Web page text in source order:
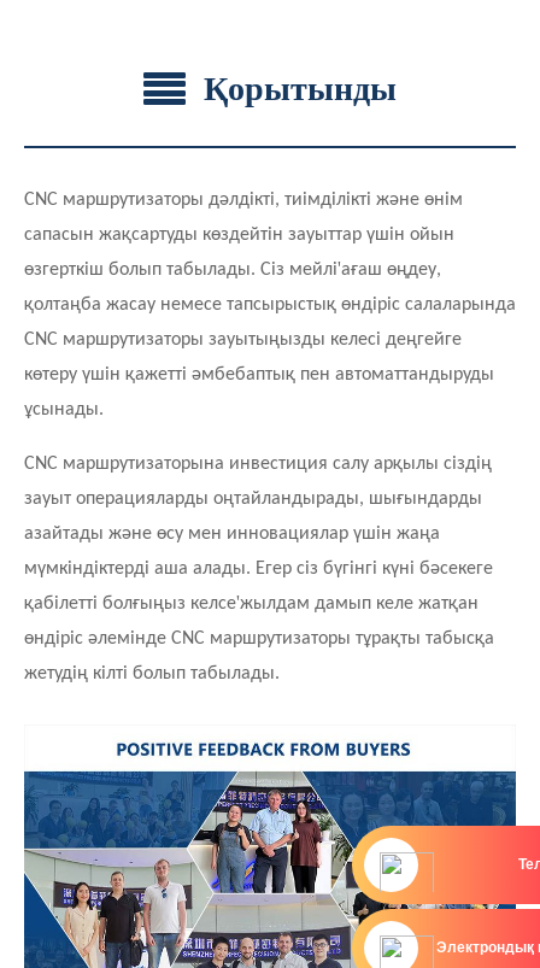
Қорытынды
CNC маршрутизаторы дәлдікті, тиімділікті және өнім
сапасын жақсартуды көздейтін зауыттар үшін ойын
өзгерткіш болып табылады. Сіз мейлі'ағаш өңдеу,
қолтаңба жасау немесе тапсырыстық өндіріс салаларында
CNC маршрутизаторы зауытыңызды келесі деңгейге
көтеру үшін қажетті әмбебаптық пен автоматтандыруды
ұсынады.
CNC маршрутизаторына инвестиция салу арқылы сіздің
зауыт операцияларды оңтайландырады, шығындарды
азайтады және өсу мен инновациялар үшін жаңа
мүмкіндіктерді аша алады. Егер сіз бүгінгі күні бәсекеге
қабілетті болғыңыз келсе'жылдам дамып келе жатқан
өндіріс әлемінде CNC маршрутизаторы тұрақты табысқа
жетудің кілті болып табылады.
Электрондық